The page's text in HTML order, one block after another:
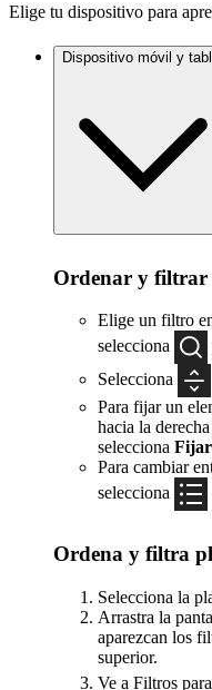
Elige tu dispositivo para
Dispositivo móvil y
Ordenar y filtrar
Elige un filtro
selecciona
Selecciona
Para fijar un
hacia la
selecciona Fijar
Para cambiar
selecciona
Ordena y filtra
Selecciona la
Arrastra la
aparezcan los
superior.
Ve a Filtros